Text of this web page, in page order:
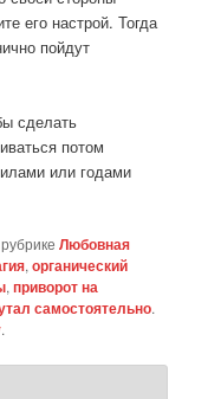
его настрой. Тогда
пойдут
сделать
потом
или годами
Любовная
,органический
,приворот на
самостоятельно.
.